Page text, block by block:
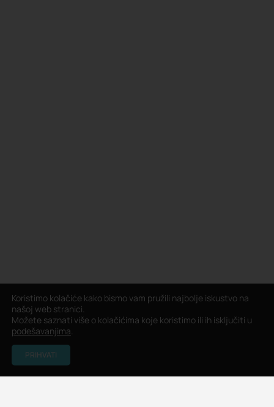
Koristimo kolačiće kako bismo vam pružili najbolje iskustvo na
našoj web stranici.
Možete saznati više o kolačićima koje koristimo ili ih isključiti u
podešavanjima.
PRIHVATI